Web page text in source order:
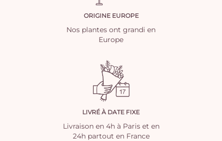
ORIGINE EUROPE
Nos plantes ont grandi en
Europe
LIVRÉ À DATE FIXE
Livraison en 4h à Paris et en
24h partout en France